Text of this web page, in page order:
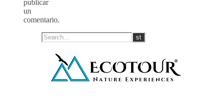
publicar
un
comentario.